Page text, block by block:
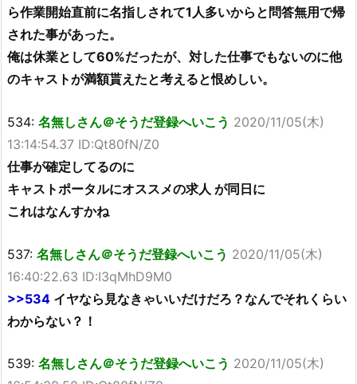
ら作業開始直前に名指しされて1人多いからと問答無用で帰
された事があった。
俺は休業として60%だったが、対した仕事でもないのに他
のキャストが満額貰えたと考えると恨めしい。
534: 名無しさん＠そうだ登録へいこう 2020/11/05(木)
13:14:54.37 ID:Qt80fN/Z0
仕事が確定してるのに
キャストポータルにオススメの求人 が同日に
これはなんすかね
537: 名無しさん＠そうだ登録へいこう 2020/11/05(木)
16:40:22.63 ID:I3qMhD9M0
>>534 イヤなら見なきゃいいだけだろ？なんでそれくらい
わからない？！
539: 名無しさん＠そうだ登録へいこう 2020/11/05(木)